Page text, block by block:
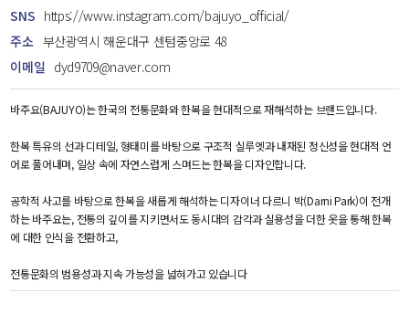
SNS https://www.instagram.com/bajuyo_official/
주소 부산광역시 해운대구 센텀중앙로 48
이메일 dyd9709@naver.com
바주요(BAJUYO)는 한국의 전통문화와 한복을 현대적으로 재해석하는 브랜드입니다.
한복 특유의 선과 디테일, 형태미를 바탕으로 구조적 실루엣과 내재된 정신성을 현대적 언
어로 풀어내며, 일상 속에 자연스럽게 스며드는 한복을 디자인합니다.
공학적 사고를 바탕으로 한복을 새롭게 해석하는 디자이너 다르니 박(Darni Park)이 전개
하는 바주요는, 전통의 깊이를 지키면서도 동시대의 감각과 실용성을 더한 옷을 통해 한복
에 대한 인식을 전환하고,
전통문화의 범용성과 지속 가능성을 넓혀가고 있습니다